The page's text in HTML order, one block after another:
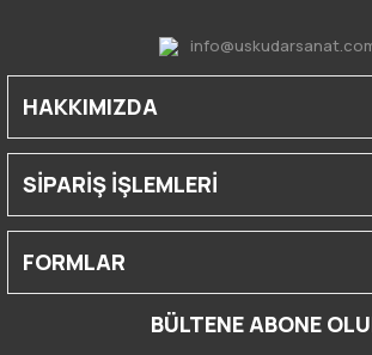
HAKKIMIZDA
SİPARİŞ İŞLEMLERİ
FORMLAR
BÜLTENE ABONE